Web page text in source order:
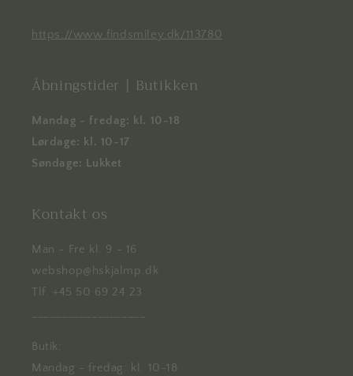
https://www.findsmiley.dk/113780
Åbningstider | Butikken
Mandag - fredag: kl. 10-18
Lørdage: kl. 10-17
Søndage: Lukket
Kontakt os
Man - Fre kl. 9 - 16
webshop@hskjalmp.dk
Tlf. +45 50 69 24 23
Butik:
Mandag - fredag: kl. 10-18